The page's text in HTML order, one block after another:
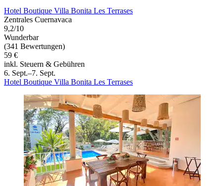
Hotel Boutique Villa Bonita Les Terrases
Zentrales Cuernavaca
9,2/10
Wunderbar
(341 Bewertungen)
59 €
inkl. Steuern & Gebühren
6. Sept.–7. Sept.
Hotel Boutique Villa Bonita Les Terrases